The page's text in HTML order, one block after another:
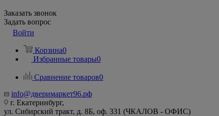
Заказать звонок
Задать вопрос
Войти
Корзина0
Избранные товары0
Сравнение товаров0
info@дверимаркет96.рф
г. Екатеринбург,
ул. Сибирский тракт, д. 8Б, оф. 331 (ЧКАЛОВ - ОФИС)